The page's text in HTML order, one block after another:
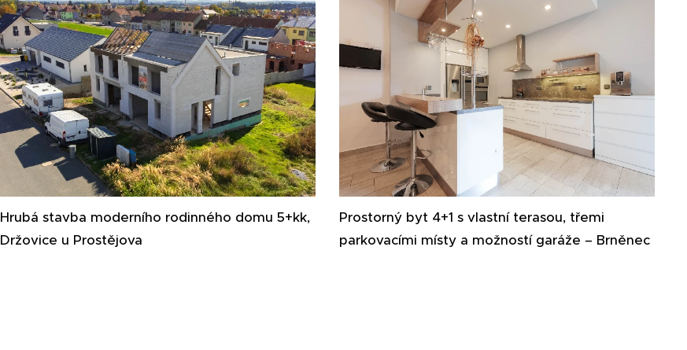
Hrubá stavba moderního rodinného domu 5+kk,
Držovice u Prostějova
Prostorný byt 4+1 s vlastní terasou, třemi
parkovacími místy a možností garáže – Brněnec